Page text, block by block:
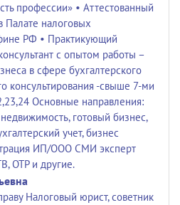
профессии» • Аттестованный
Палате налоговых
РФ • Практикующий
с опытом работы –
в сфере бухгалтерского
консультирования -свыше 7-ми
Основные направления:
готовый бизнес,
учет, бизнес
ИП/ООО СМИ эксперт
ОТР и другие.
Налоговый юрист, советник